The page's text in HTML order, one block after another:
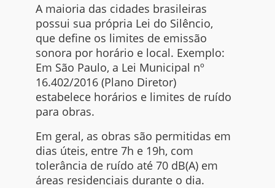
A maioria das cidades brasileiras
possui sua própria Lei do Silêncio,
que define os limites de emissão
sonora por horário e local. Exemplo:
Em São Paulo, a Lei Municipal nº
16.402/2016 (Plano Diretor)
estabelece horários e limites de ruído
para obras.
Em geral, as obras são permitidas em
dias úteis, entre 7h e 19h, com
tolerância de ruído até 70 dB(A) em
áreas residenciais durante o dia.